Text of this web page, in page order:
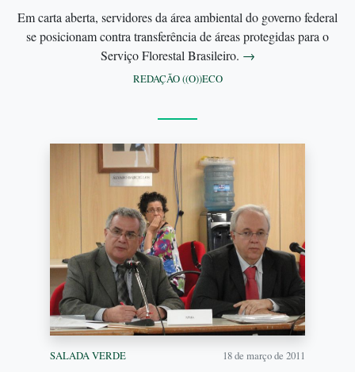
Em carta aberta, servidores da área ambiental do governo federal
se posicionam contra transferência de áreas protegidas para o
Serviço Florestal Brasileiro. →
REDAÇÃO ((O))ECO
SALADA VERDE 18 de março de 2011